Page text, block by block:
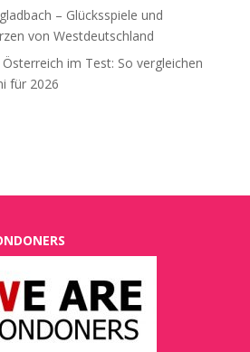
– Glücksspiele und
von Westdeutschland
im Test: So vergleichen
für 2026